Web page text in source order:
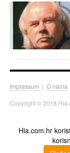
Impressum | O nama
Copyright © 2018
Hia.com.hr